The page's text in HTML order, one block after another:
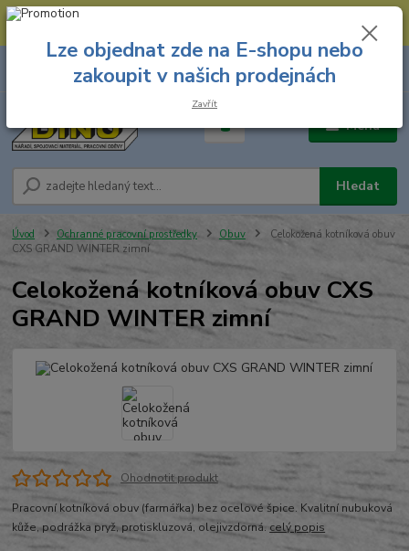
--- Spojovací materiál: 774 431 045 --- Prodejna nářadí: 731 449 423 --
Menu
Hledat
8.00 hod. - 16.00 hod.
za
Úvod Ochranné pracovní prostředky Obuv
Celokožená kotníková obuv
CXS GRAND WINTER zimní
Celokožená kotníková obuv CXS
GRAND WINTER zimní
Ohodnotit produkt
Pracovní kotníková obuv (farmářka) bez ocelové špice. Kvalitní nubuková
kůže, podrážka pryž, protiskluzová, olejivzdorná.celý popis
Lze objednat zde na E-shopu nebo
zakoupit v našich prodejnách
Zavřít